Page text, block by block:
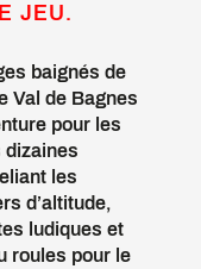
JEU.
baignés de
Val de Bagnes
pour les
dizaines
les
d’altitude,
ludiques et
roules pour le